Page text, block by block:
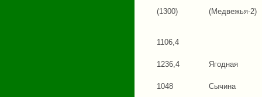
(1300) (Медвежья-2)
1106,4
1236,4 Ягодная
1048 Сычина